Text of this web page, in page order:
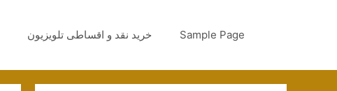
Sample Page خرید نقد و اقساطی تلویزیون